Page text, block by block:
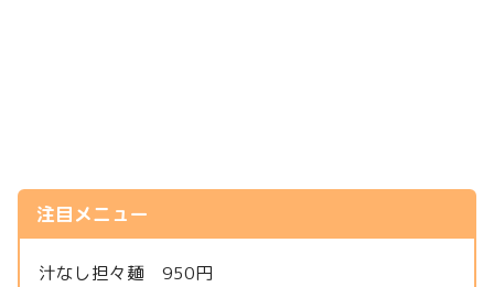
注目メニュー
汁なし担々麺 950円